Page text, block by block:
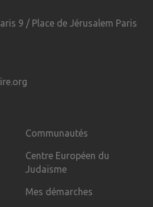
9 / Place de Jérusalem Paris
Communautés
Centre Européen du
Judaïsme
Mes démarches